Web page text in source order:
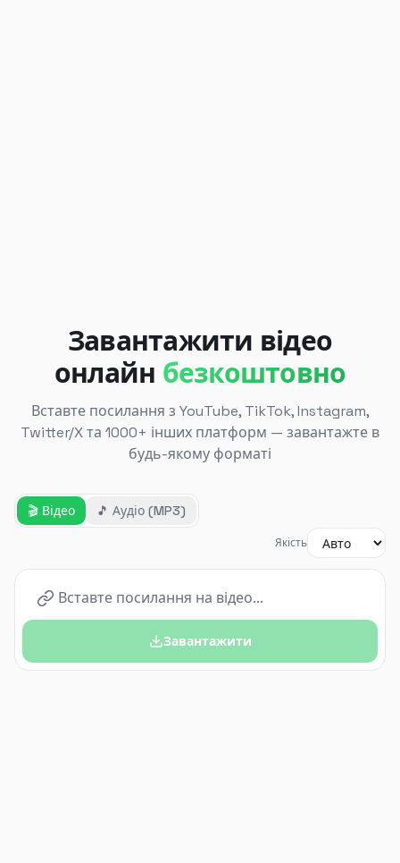
Завантажити відео
онлайн безкоштовно
Вставте посилання з YouTube, TikTok, Instagram,
Twitter/X та 1000+ інших платформ — завантажте в
будь-якому форматі
🎬 Відео 🎵 Аудіо (MP3)
Якість
Завантажити